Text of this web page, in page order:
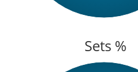
Sets %